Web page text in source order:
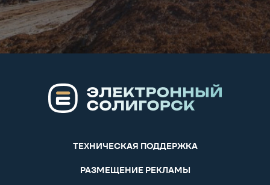
ТЕХНИЧЕСКАЯ ПОДДЕРЖКА
РАЗМЕЩЕНИЕ РЕКЛАМЫ